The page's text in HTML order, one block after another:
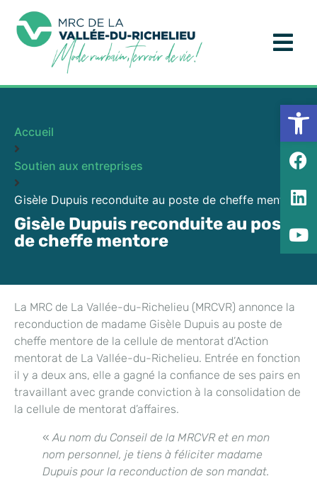
Accueil
Soutien aux entreprises
Gisèle Dupuis reconduite au poste de cheffe mentore
Gisèle Dupuis reconduite au poste
de cheffe mentore
La MRC de La Vallée-du-Richelieu (MRCVR) annonce la
reconduction de madame Gisèle Dupuis au poste de
cheffe mentore de la cellule de mentorat d’Action
mentorat de La Vallée-du-Richelieu. Entrée en fonction
il y a deux ans, elle a gagné la confiance de ses pairs en
travaillant avec grande conviction à la consolidation de
la cellule de mentorat d’affaires.
«Au nom du Conseil de la MRCVR et en mon
nom personnel, je tiens à féliciter madame
Dupuis pour la reconduction de son mandat.